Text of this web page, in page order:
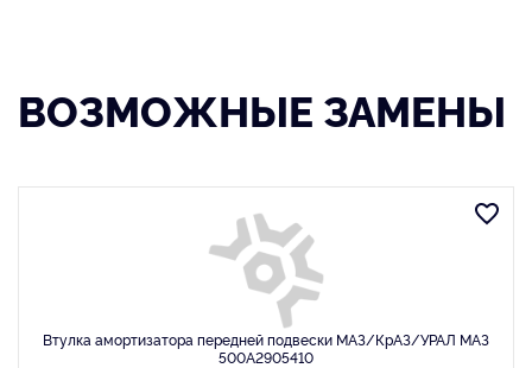
ВОЗМОЖНЫЕ ЗАМЕНЫ
Втулка амортизатора передней подвески МАЗ/КрАЗ/УРАЛ МАЗ
500А2905410